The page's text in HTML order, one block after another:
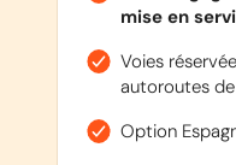
mise en
Voies
autoroutes
Option